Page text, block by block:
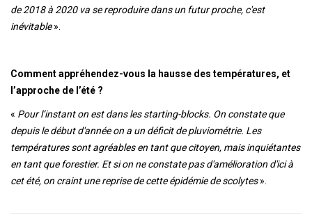
de 2018 à 2020 va se reproduire dans un futur proche, c'est
inévitable ».
Comment appréhendez-vous la hausse des températures, et
l’approche de l’été ?
« Pour l’instant on est dans les starting-blocks. On constate que
depuis le début d'année on a un déficit de pluviométrie. Les
températures sont agréables en tant que citoyen, mais inquiétantes
en tant que forestier. Et si on ne constate pas d'amélioration d'ici à
cet été, on craint une reprise de cette épidémie de scolytes ».